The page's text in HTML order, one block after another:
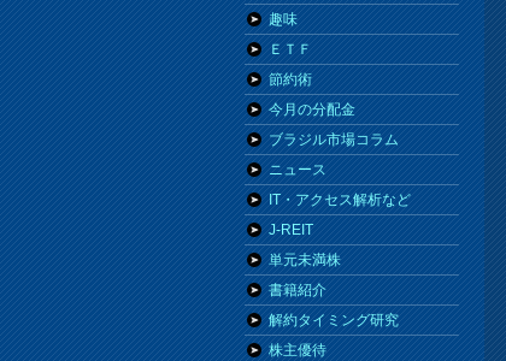
趣味
ＥＴＦ
節約術
今月の分配金
ブラジル市場コラム
ニュース
IT・アクセス解析など
J-REIT
単元未満株
書籍紹介
解約タイミング研究
株主優待